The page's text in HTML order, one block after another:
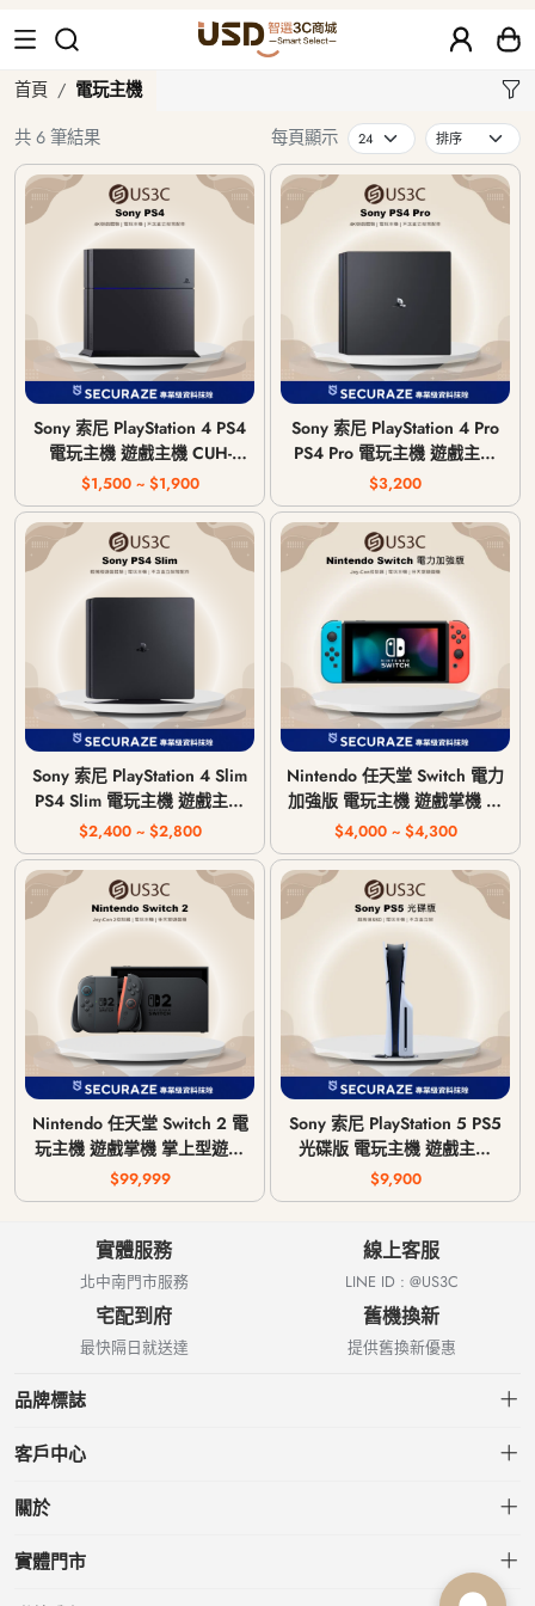
電玩主機
首頁
電玩主機
共 6 筆結果
每頁顯示
Sony 索尼 PlayStation 4 PS4
電玩主機 遊戲主機 CUH-
1007A / CUH-1207A / CUH-
1215A
$1,500 ~ $1,900
Sony 索尼 PlayStation 4 Pro
PS4 Pro 電玩主機 遊戲主機
CUH-7117B
$3,200
Sony 索尼 PlayStation 4 Slim
PS4 Slim 電玩主機 遊戲主機
CUH-2017A / CUH-2117A /
CUH-2218A
$2,400 ~ $2,800
Nintendo 任天堂 Switch 電力
加強版 電玩主機 遊戲掌機 掌
上型遊戲機 HAC-001(-01)
$4,000 ~ $4,300
Nintendo 任天堂 Switch 2 電
玩主機 遊戲掌機 掌上型遊戲
機 BEE-001
$99,999
Sony 索尼 PlayStation 5 PS5
光碟版 電玩主機 遊戲主機
CFI-1018A / CFI-1118A /
CFI-1218A
$9,900
實體服務
北中南門市服務
線上客服
LINE ID : @US3C
宅配到府
最快隔日就送達
舊機換新
提供舊換新優惠
品牌標誌
客戶中心
會員中心
關於
關於US3C
實體門市